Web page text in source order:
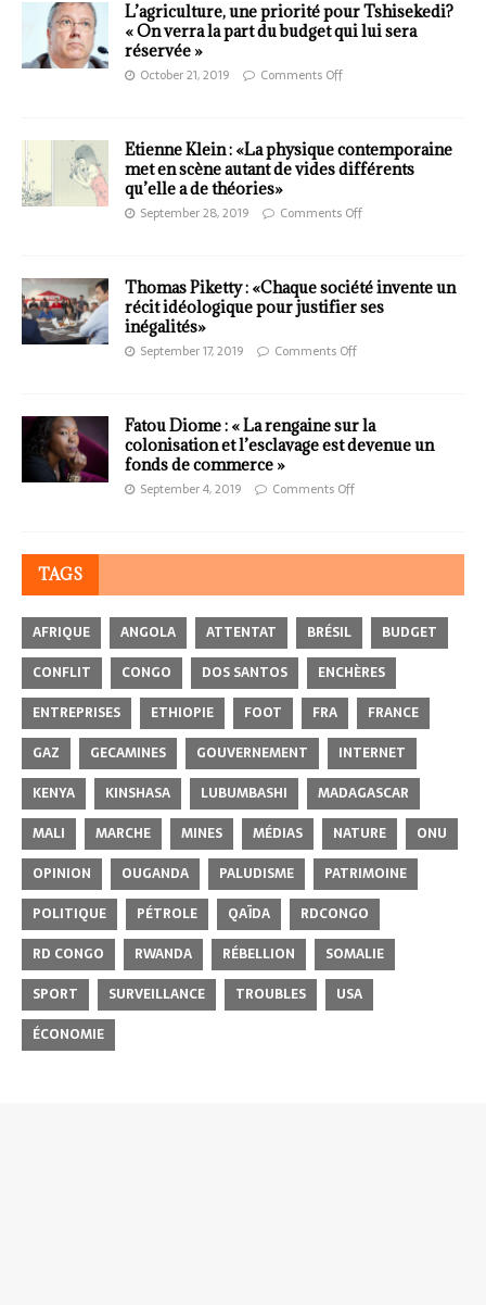
L’agriculture, une priorité pour Tshisekedi?
« On verra la part du budget qui lui sera
réservée »
October 21, 2019 Comments Off
Etienne Klein : «La physique contemporaine
met en scène autant de vides différents
qu’elle a de théories»
September 28, 2019 Comments Off
Thomas Piketty : «Chaque société invente un
récit idéologique pour justifier ses
inégalités»
September 17, 2019 Comments Off
Fatou Diome : « La rengaine sur la
colonisation et l’esclavage est devenue un
fonds de commerce »
September 4, 2019 Comments Off
TAGS
AFRIQUE ANGOLA ATTENTAT BRÉSIL
BUDGET
CONFLIT
CONGO DOS SANTOS
ENCHÈRES
ENTREPRISES
ETHIOPIE FOOT FRA
FRANCE
GAZ
GECAMINES GOUVERNEMENT
INTERNET
KENYA
KINSHASA LUBUMBASHI
MADAGASCAR
MALI
MARCHE MINES MÉDIAS NATURE
ONU
OPINION
OUGANDA PALUDISME
PATRIMOINE
POLITIQUE
PÉTROLE QAÏDA
RDCONGO
RD CONGO
RWANDA RÉBELLION
SOMALIE
SPORT
SURVEILLANCE TROUBLES
USA
ÉCONOMIE